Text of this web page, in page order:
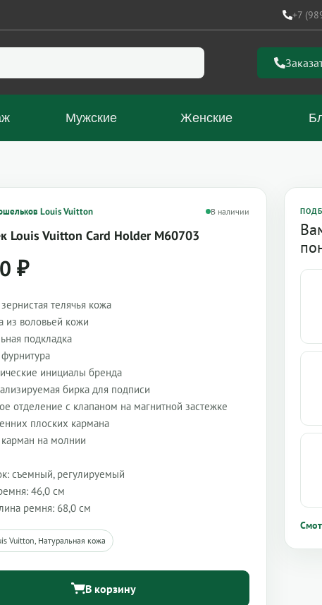
+7
Мужские Женские
Louis Vuitton В наличии
Louis Vuitton Card Holder M60703
₽
телячья кожа
из воловьей кожи
подкладка
инициалы бренда
бирка для подписи
отделение с клапаном на магнитной застежке
плоских кармана
на молнии
съемный, регулируемый
46,0 см
ремня: 68,0 см
Vuitton, Натуральная кожа
В корзину